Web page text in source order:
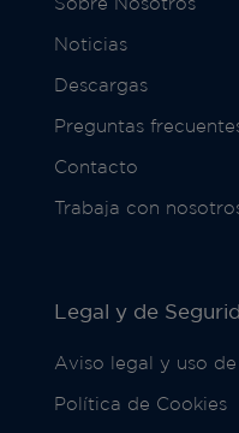
Noticias
Descargas
Preguntas
Contacto
Trabaja con
Legal y de
Aviso legal y uso
Política de Cookies